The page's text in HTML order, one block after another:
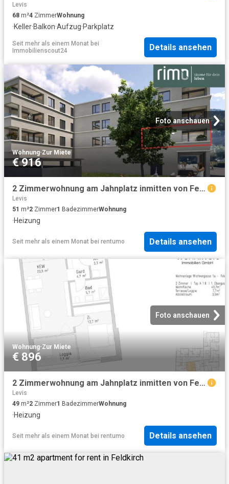
Levis
68 m²4 ZimmerWohnung
·Keller·Balkon·Aufzug·Parkplatz
Seit mehr als einem Monat bei
Immobilienscout24
Details ansehen
Foto anschauen
Wohnung·Zur Miete
€ 916
2 Zimmerwohnung am Jahnplatz inmitten von Feldkirch Erstbezug zu mieten Top A1.8
Levis
51 m²2 Zimmer1 BadezimmerWohnung
·Heizung
Seit mehr als einem Monat bei rentumo Details ansehen
Foto anschauen
Wohnung·Zur Miete
€ 896
2 Zimmerwohnung am Jahnplatz inmitten von Feldkirch Erstbezug zu mieten Top A1.6
Levis
49 m²2 Zimmer1 BadezimmerWohnung
·Heizung
Seit mehr als einem Monat bei rentumo Details ansehen